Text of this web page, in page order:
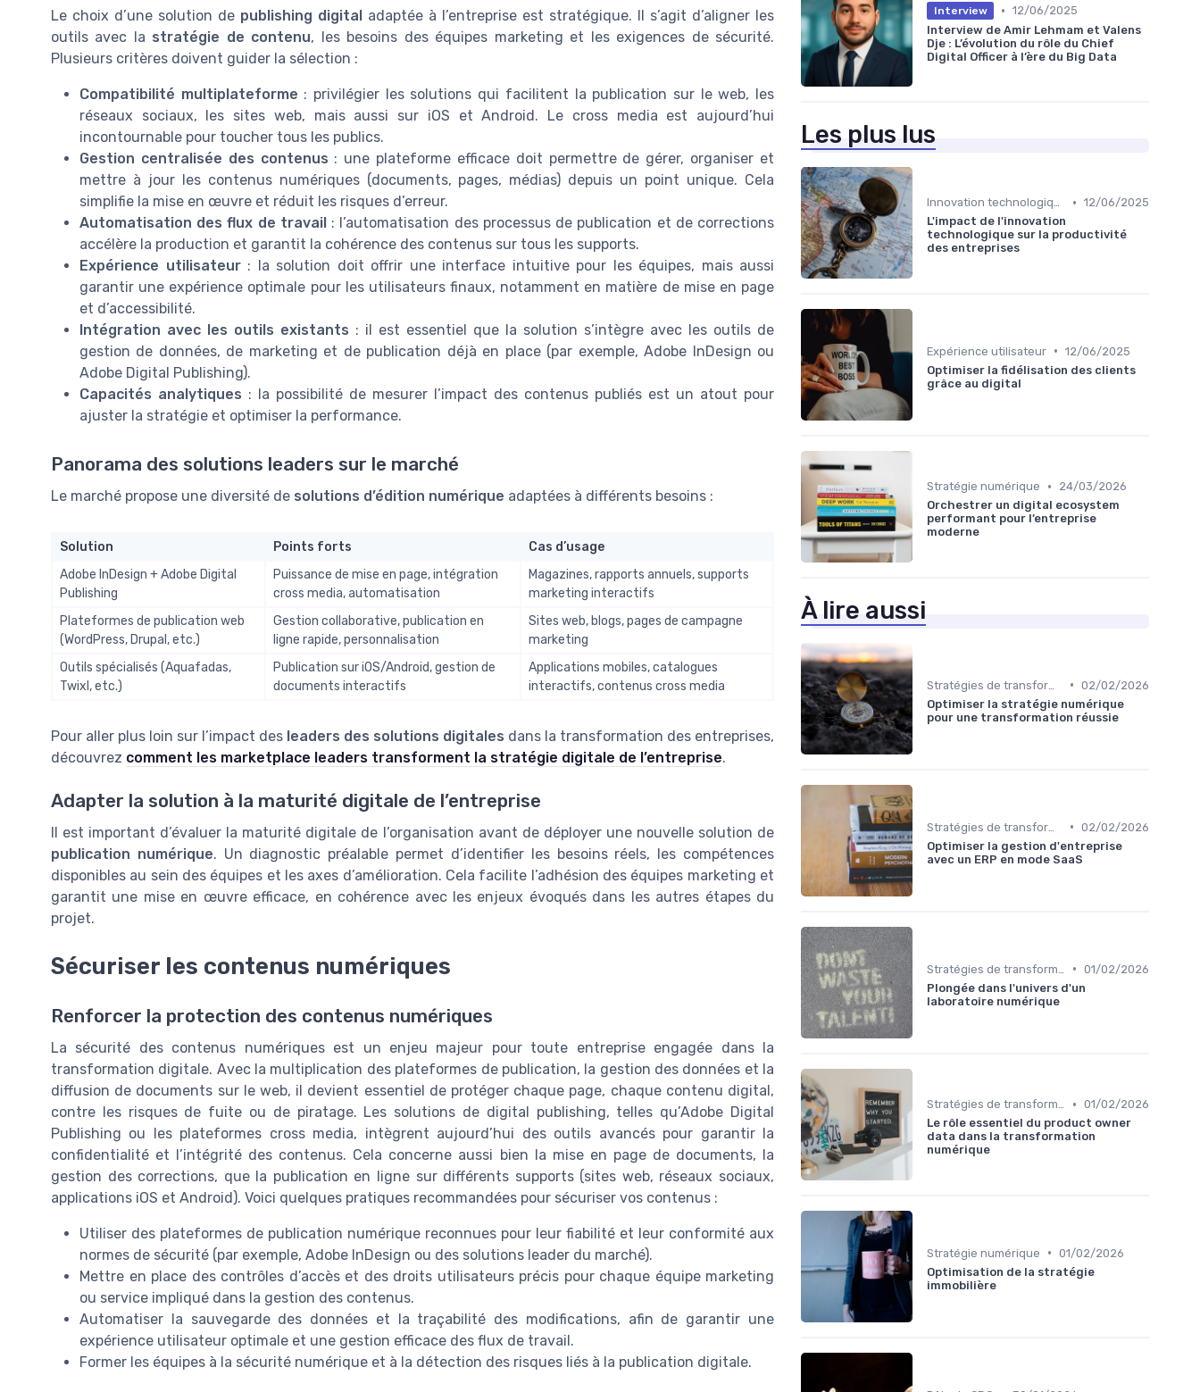
Le choix d’une solution de publishing digital
adaptée à l’entreprise est stratégique. Il s’agit d’aligner les
outils avec la stratégie de contenu, les besoins des équipes marketing et les exigences de sécurité.
Plusieurs critères doivent guider la sélection :
Compatibilité multiplateforme : privilégier les solutions qui facilitent la publication sur le web, les
réseaux sociaux, les sites web, mais aussi sur iOS et Android. Le cross media est aujourd’hui
incontournable pour toucher tous les publics.
Gestion centralisée des contenus : une plateforme efficace doit permettre de gérer, organiser et
mettre à jour les contenus numériques (documents, pages, médias) depuis un point unique. Cela
simplifie la mise en œuvre et réduit les risques d’erreur.
Automatisation des flux de travail : l’automatisation des processus de publication et de corrections
accélère la production et garantit la cohérence des contenus sur tous les supports.
Expérience utilisateur: la solution doit offrir une interface intuitive pour les équipes, mais aussi
garantir une expérience optimale pour les utilisateurs finaux, notamment en matière de mise en page
et d’accessibilité.
Intégration avec les outils existants : il est essentiel que la solution s’intègre avec les outils de
gestion de données, de marketing et de publication déjà en place (par exemple, Adobe InDesign ou
Adobe Digital Publishing).
Capacités analytiques : la possibilité de mesurer l’impact des contenus publiés est un atout pour
ajuster la stratégie et optimiser la performance.
Panorama des solutions leaders sur le marché
Le marché propose une diversité de solutions d’édition numérique adaptées à différents besoins :
Solution Points forts
Cas d’usage
Adobe InDesign + Adobe Digital
Publishing
Puissance de mise en page, intégration
cross media, automatisation
Magazines, rapports annuels, supports
marketing interactifs
Plateformes de publication web
(WordPress, Drupal, etc.)
Gestion collaborative, publication en
ligne rapide, personnalisation
Sites web, blogs, pages de campagne
marketing
Outils spécialisés (Aquafadas,
Twixl, etc.)
Publication sur iOS/Android, gestion de
documents interactifs
Applications mobiles, catalogues
interactifs, contenus cross media
Pour aller plus loin sur l’impact des leaders des solutions digitales dans la transformation des entreprises,
découvrez comment les marketplace leaders transforment la stratégie digitale de l’entreprise.
Adapter la solution à la maturité digitale de l’entreprise
Il est important d’évaluer la maturité digitale de l’organisation avant de déployer une nouvelle solution de
publication numérique. Un diagnostic préalable permet d’identifier les besoins réels, les compétences
disponibles au sein des équipes et les axes d’amélioration. Cela facilite l’adhésion des équipes marketing et
garantit une mise en œuvre efficace, en cohérence avec les enjeux évoqués dans les autres étapes du
projet.
Sécuriser les contenus numériques
Renforcer la protection des contenus numériques
La sécurité des contenus numériques est un enjeu majeur pour toute entreprise engagée dans la
transformation digitale. Avec la multiplication des plateformes de publication, la gestion des données et la
diffusion de documents sur le web, il devient essentiel de protéger chaque page, chaque contenu digital,
contre les risques de fuite ou de piratage. Les solutions de digital publishing, telles qu’Adobe Digital
Publishing ou les plateformes cross media, intègrent aujourd’hui des outils avancés pour garantir la
confidentialité et l’intégrité des contenus. Cela concerne aussi bien la mise en page de documents, la
gestion des corrections, que la publication en ligne sur différents supports (sites web, réseaux sociaux,
applications iOS et Android). Voici quelques pratiques recommandées pour sécuriser vos contenus :
Utiliser des plateformes de publication numérique reconnues pour leur fiabilité et leur conformité aux
normes de sécurité (par exemple, Adobe InDesign ou des solutions leader du marché).
Mettre en place des contrôles d’accès et des droits utilisateurs précis pour chaque équipe marketing
ou service impliqué dans la gestion des contenus.
Automatiser la sauvegarde des données et la traçabilité des modifications, afin de garantir une
expérience utilisateur optimale et une gestion efficace des flux de travail.
Former les équipes à la sécurité numérique et à la détection des risques liés à la publication digitale.
Interview • 12/06/2025
Interview de Amir Lehmam et Valens
Dje : L’évolution du rôle du Chief
Digital Officer à l’ère du Big Data
Les plus lus
Innovation technologique • 12/06/2025
L'impact de l'innovation
technologique sur la productivité
des entreprises
Expérience utilisateur • 12/06/2025
Optimiser la fidélisation des clients
grâce au digital
Stratégie numérique •
24/03/2026
Orchestrer un digital ecosystem
performant pour l’entreprise
moderne
À lire aussi
• 02/02/2026
Optimiser la stratégie numérique
pour une transformation réussie
• 02/02/2026
Optimiser la gestion d'entreprise
avec un ERP en mode SaaS
• 01/02/2026
Plongée dans l'univers d'un
laboratoire numérique
Stratégies de transformation • 01/02/2026
Le rôle essentiel du product owner
data dans la transformation
numérique
Stratégie numérique • 01/02/2026
Optimisation de la stratégie
immobilière